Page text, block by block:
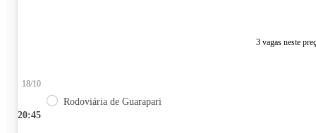
3 vagas neste
20:45
18/10
Rodoviária de Guarapari